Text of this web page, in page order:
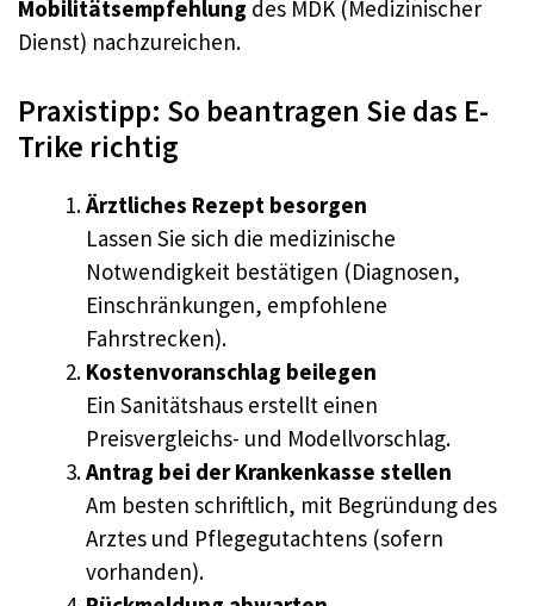
Mobilitätsempfehlung des MDK (Medizinischer
Dienst) nachzureichen.
Praxistipp: So beantragen Sie das E-
Trike richtig
Ärztliches Rezept besorgen
Lassen Sie sich die medizinische
Notwendigkeit bestätigen (Diagnosen,
Einschränkungen, empfohlene
Fahrstrecken).
Kostenvoranschlag beilegen
Ein Sanitätshaus erstellt einen
Preisvergleichs- und Modellvorschlag.
Antrag bei der Krankenkasse stellen
Am besten schriftlich, mit Begründung des
Arztes und Pflegegutachtens (sofern
vorhanden).